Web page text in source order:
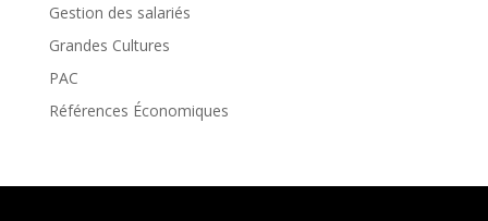
Gestion des salariés
Grandes Cultures
PAC
Références Économiques